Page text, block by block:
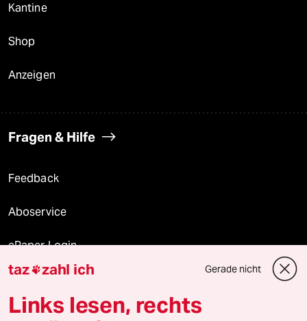
Kantine
Shop
Anzeigen
Fragen & Hilfe
Feedback
Aboservice
ePaper Login
Downloads für Abonnierende
taz zahl ich Gerade nicht
Links lesen, rechts